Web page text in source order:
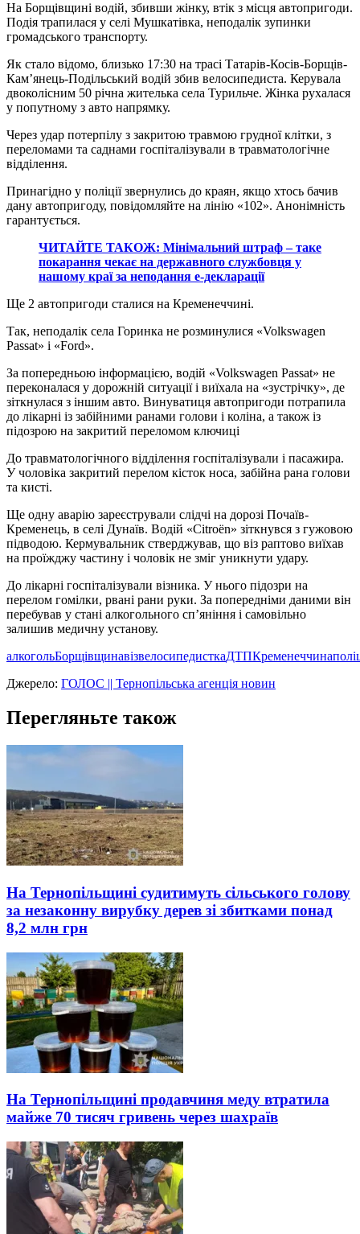
На Борщівщині водій, збивши жінку, втік з місця автопригоди.
Подія трапилася у селі Мушкатівка, неподалік зупинки
громадського транспорту.
Як стало відомо, близько 17:30 на трасі Татарів-Косів-Борщів-
Кам’янець-Подільський водій збив велосипедиста. Керувала
двоколісним 50 річна жителька села Турильче. Жінка рухалася
у попутному з авто напрямку.
Через удар потерпілу з закритою травмою грудної клітки, з
переломами та саднами госпіталізували в травматологічне
відділення.
Принагідно у поліції звернулись до краян, якщо хтось бачив
дану автопригоду, повідомляйте на лінію «102». Анонімність
гарантується.
ЧИТАЙТЕ ТАКОЖ: Мінімальний штраф – таке
покарання чекає на державного службовця у
нашому краї за неподання е-декларації
Ще 2 автопригоди сталися на Кременеччині.
Так, неподалік села Горинка не розминулися «Volkswagen
Passat» і «Ford».
За попередньою інформацією, водій «Volkswagen Passat» не
переконалася у дорожній ситуації і виїхала на «зустрічку», де
зіткнулася з іншим авто. Винуватиця автопригоди потрапила
до лікарні із забійними ранами голови і коліна, а також із
підозрою на закритий переломом ключиці
До травматологічного відділення госпіталізували і пасажира.
У чоловіка закритий перелом кісток носа, забійна рана голови
та кисті.
Ще одну аварію зареєстрували слідчі на дорозі Почаїв-
Кременець, в селі Дунаїв. Водій «Citroën» зіткнувся з гужовою
підводою. Кермувальник стверджував, що віз раптово виїхав
на проїжджу частину і чоловік не зміг уникнути удару.
До лікарні госпіталізували візника. У нього підозри на
перелом гомілки, рвані рани руки. За попередніми даними він
перебував у стані алкогольного сп’яніння і самовільно
залишив медичну установу.
алкогольБорщівщинавізвелосипедисткаДТПКременеччина
Джерело: ГОЛОС || Тернопільська агенція новин
Перегляньте також
На Тернопільщині судитимуть сільського голову
за незаконну вирубку дерев зі збитками понад
8,2 млн грн
На Тернопільщині продавчиня меду втратила
майже 70 тисяч гривень через шахраїв